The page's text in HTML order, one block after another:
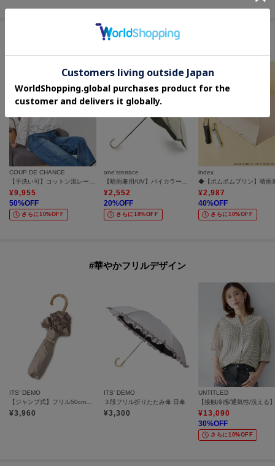
COUP DE CHANCE
¥9,955
50%OFF
さらに10%OFF
one'sterrace
¥2,552
20%OFF
さらに10%OFF
index
¥2,987
40%OFF
さらに10%OFF
#華やかフリルデザイン
ITS' DEMO
¥3,960
ITS' DEMO
３段フリル折りたたみ傘 日傘
¥3,300
UNTITLED
¥13,090
30%OFF
さらに10%OFF